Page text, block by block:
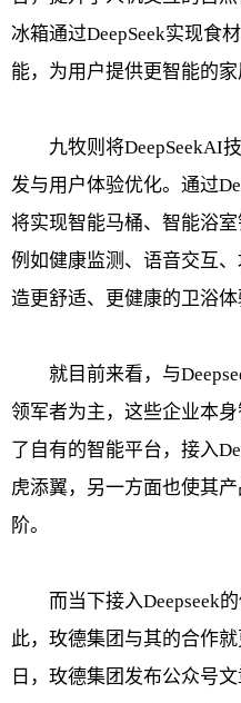
冰箱通过DeepSeek实现食
能，为用户提供更智能的家
九牧则将DeepSeekAI
发与用户体验优化。通过
将实现智能马桶、智能浴
例如健康监测、语音交互
造更舒适、更健康的卫浴体
就目前来看，与
领军者为主，这些企业本
了自有的智能平台，接入
虎添翼，另一方面也使其
阶。
而当下接入Deepseek
此，玫德集团与其的合作
日，玫德集团发布公众号